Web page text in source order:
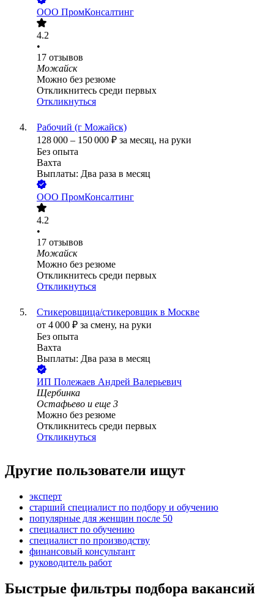
ООО ПромКонсалтинг
4.2
•
17 отзывов
Можайск
Можно без резюме
Откликнитесь среди первых
Откликнуться
Рабочий (г Можайск)
128 000 – 150 000 ₽ за месяц, на руки
Без опыта
Вахта
Выплаты: Два раза в месяц
ООО ПромКонсалтинг
4.2
•
17 отзывов
Можайск
Можно без резюме
Откликнитесь среди первых
Откликнуться
Стикеровщица/стикеровщик в Москве
от 4 000 ₽ за смену, на руки
Без опыта
Вахта
Выплаты: Два раза в месяц
ИП Полежаев Андрей Валерьевич
Щербинка
Остафьево и еще 3
Можно без резюме
Откликнитесь среди первых
Откликнуться
Другие пользователи ищут
эксперт
старший специалист по подбору и обучению
популярные для женщин после 50
специалист по обучению
специалист по производству
финансовый консультант
руководитель работ
Быстрые фильтры подбора вакансий